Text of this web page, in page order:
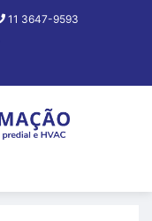
11 3647-9593